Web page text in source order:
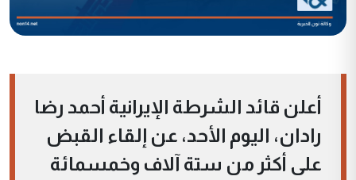
أعلن قائد الشرطة الإيرانية أحمد رضا
رادان، اليوم الأحد، عن إلقاء القبض
على أكثر من ستة آلاف وخمسمائة